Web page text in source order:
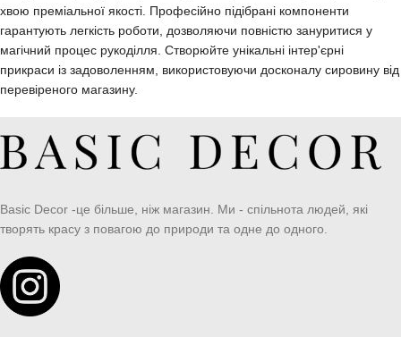
хвою преміальної якості. Професійно підібрані компоненти
гарантують легкість роботи, дозволяючи повністю зануритися у
магічний процес рукоділля. Створюйте унікальні інтер'єрні
прикраси із задоволенням, використовуючи досконалу сировину від
перевіреного магазину.
Basic Decor -це більше, ніж магазин. Ми - спільнота людей, які
творять красу з повагою до природи та одне до одного.